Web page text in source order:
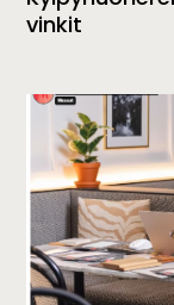
vinkit